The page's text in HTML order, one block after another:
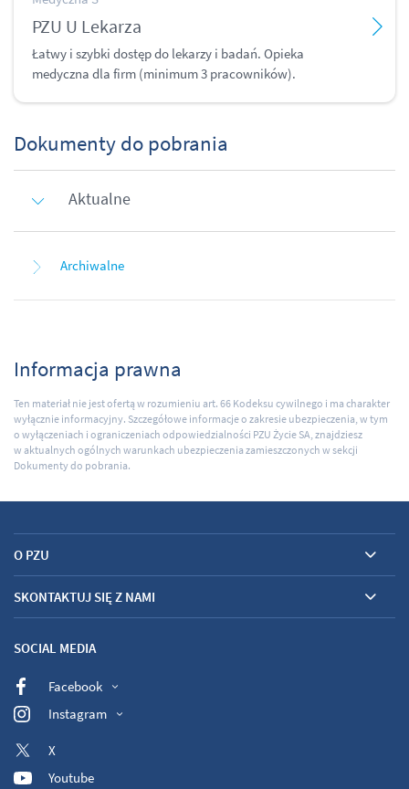
PZU U Lekarza
Łatwy i szybki dostęp do lekarzy i badań. Opieka
medyczna dla firm (minimum 3 pracowników).
Dokumenty do pobrania
Aktualne
Archiwalne
Informacja prawna
Ten materiał nie jest ofertą w rozumieniu art. 66 Kodeksu cywilnego i ma charakter
wyłącznie informacyjny. Szczegółowe informacje o zakresie ubezpieczenia, w tym
o wyłączeniach i ograniczeniach odpowiedzialności PZU Życie SA, znajdziesz
w aktualnych ogólnych warunkach ubezpieczenia zamieszczonych w sekcji
Dokumenty do pobrania.
O PZU
SKONTAKTUJ SIĘ Z NAMI
SOCIAL MEDIA
Facebook
Instagram
X
Youtube